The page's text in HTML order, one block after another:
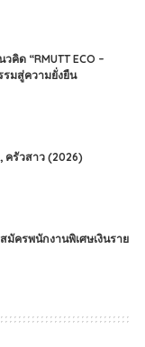
คิด “RMUTT ECO –
มสู่ความยั่งยืน
ครัวสาว (2026)
ครพนักงานพิเศษเงินราย